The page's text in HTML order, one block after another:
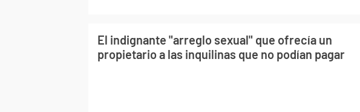
El indignante "arreglo sexual" que ofrecía un
propietario a las inquilinas que no podían pagar